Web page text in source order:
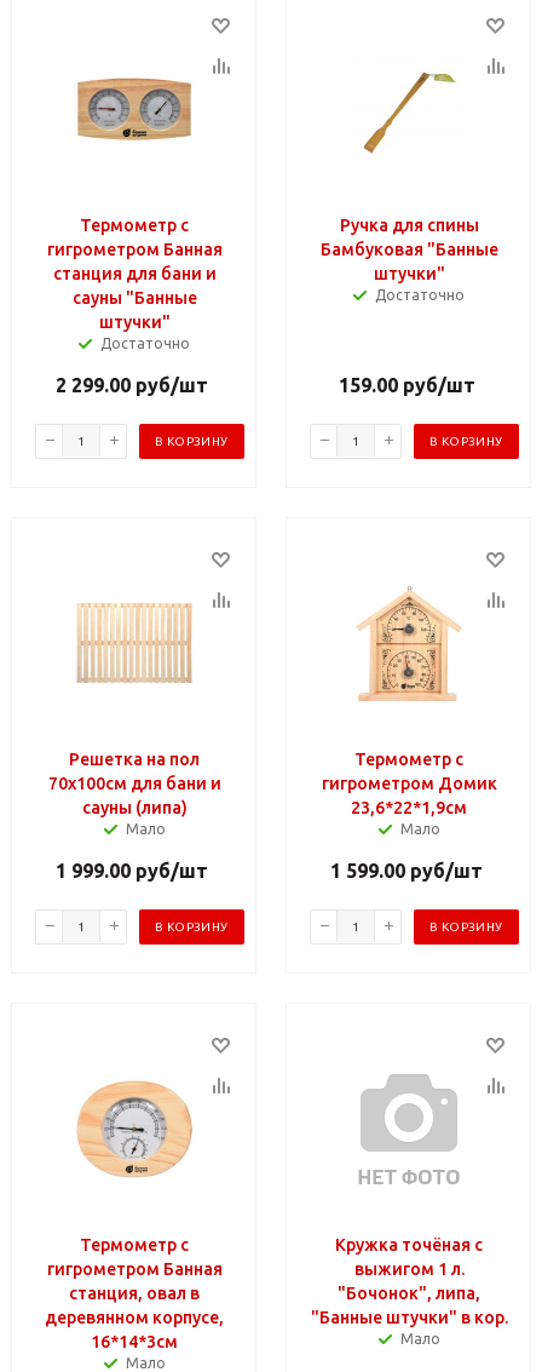
Термометр с
гигрометром Банная
станция для бани и
сауны "Банные
штучки"
Достаточно
2 299.00 руб/шт
В КОРЗИНУ
Ручка для спины
Бамбуковая "Банные
штучки"
Достаточно
159.00руб/шт
В КОРЗИНУ
Решетка на пол
70х100см для бани и
сауны (липа)
Мало
1 999.00 руб/шт
В КОРЗИНУ
Термометр с
гигрометром Домик
23,6*22*1,9см
Мало
1 599.00 руб/шт
В КОРЗИНУ
Термометр с
гигрометром Банная
станция, овал в
деревянном корпусе,
16*14*3см
Мало
Кружка точёная с
выжигом 1 л.
"Бочонок", липа,
"Банные штучки" в кор.
Мало